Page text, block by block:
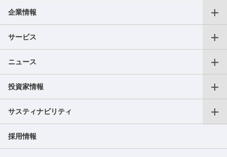
代表メッセージ
企業情報
役員一覧
沿革
アクセス
サービス
仕事をお探しの個人の方
転職支援サービス
フリーランス向けサービス
副業サービス
ニュース
プレスリリース
AXIS Insights
投資家情報
会長CEOご挨拶
成長戦略
サスティナビリティ
SDGｓへの取り組み
採用情報